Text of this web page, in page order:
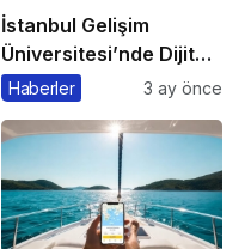
İstanbul Gelişim
Üniversitesi’nde Dijital
Markalaşma 1.0
Haberler 3 ay önce